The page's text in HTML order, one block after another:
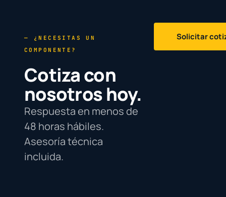
— ¿NECESITAS UN
COMPONENTE?
Cotiza con
nosotros hoy.
Respuesta en menos de
48 horas hábiles.
Asesoría técnica
incluida.
Solicitar